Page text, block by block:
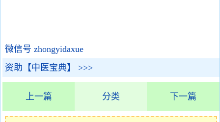
微信号 zhongyidaxue
资助【中医宝典】 >>>
上一篇 分类 下一篇